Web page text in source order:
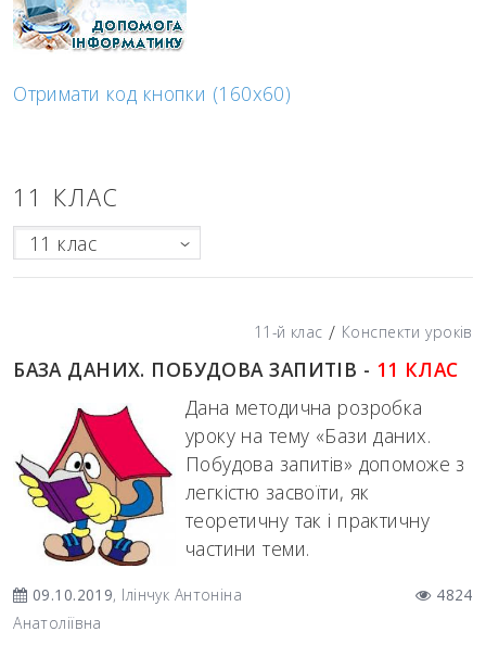
Отримати код кнопки (160x60)
11 КЛАС
11 клас
11-й клас / Конспекти уроків
БАЗА ДАНИХ. ПОБУДОВА ЗАПИТІВ - 11 КЛАС
Дана методична розробка
уроку на тему «Бази даних.
Побудова запитів» допоможе з
легкістю засвоїти, як
теоретичну так і практичну
частини теми.
09.10.2019, Ілінчук Антоніна
Анатоліївна
4824